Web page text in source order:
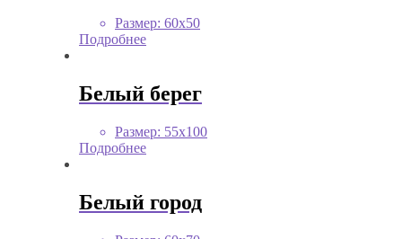
Размер: 60х50
Подробнее
Белый берег
Размер: 55х100
Подробнее
Белый город